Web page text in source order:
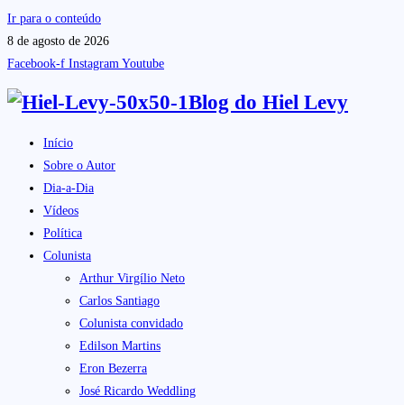
Ir para o conteúdo
8 de agosto de 2026
Facebook-f Instagram Youtube
Blog do Hiel Levy
Início
Sobre o Autor
Dia-a-Dia
Vídeos
Política
Colunista
Arthur Virgílio Neto
Carlos Santiago
Colunista convidado
Edilson Martins
Eron Bezerra
José Ricardo Weddling